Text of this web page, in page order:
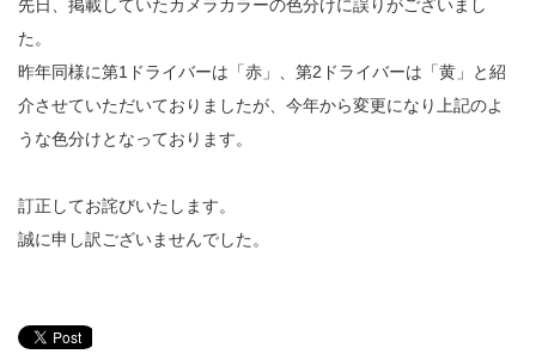
先日、掲載していたカメラカラーの色分けに誤りがございまし
た。
昨年同様に第1ドライバーは「赤」、第2ドライバーは「黄」と紹
介させていただいておりましたが、今年から変更になり上記のよ
うな色分けとなっております。
訂正してお詫びいたします。
誠に申し訳ございませんでした。